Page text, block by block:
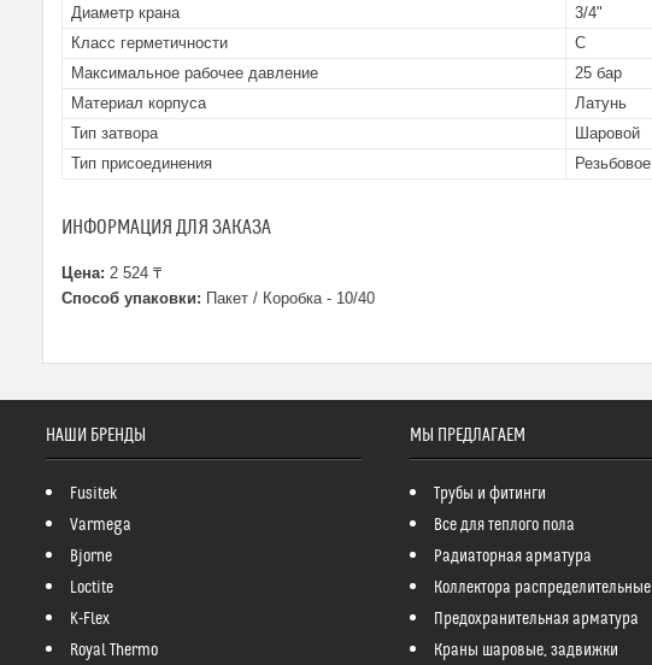
Диаметр крана
3/4"
Класс герметичности
С
Максимальное рабочее давление
25 бар
Материал корпуса
Латунь
Тип затвора
Шаровой
Тип присоединения
Резьбовое
ИНФОРМАЦИЯ ДЛЯ ЗАКАЗА
Цена: 2 524 ₸
Способ упаковки: Пакет / Коробка - 10/40
НАШИ БРЕНДЫ
Fusitek
Varmega
Bjorne
Loctite
K-Flex
Royal Thermo
МЫ ПРЕДЛАГАЕМ
Трубы и фитинги
Все для теплого пола
Радиаторная арматура
Коллектора распределительные
Предохранительная арматура
Краны шаровые, задвижки